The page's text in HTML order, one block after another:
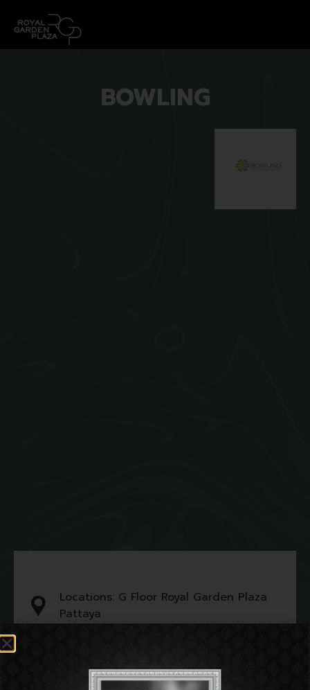
BOWLING
Locations: G Floor Royal Garden Plaza
Pattaya